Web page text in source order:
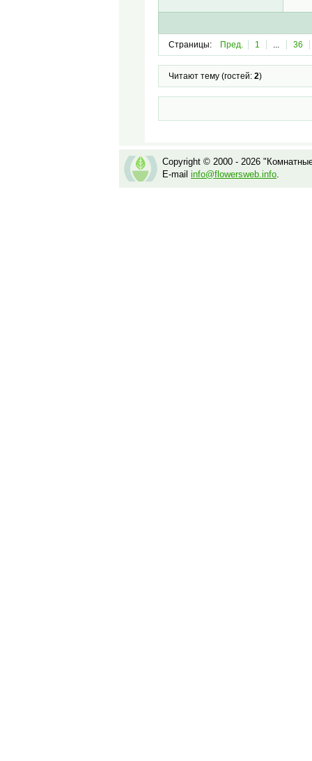
Страницы: Пред. 1 ... 36
Читают тему (гостей: 2)
Copyright © 2000 - 2026
E-mail info@flowersweb.info.